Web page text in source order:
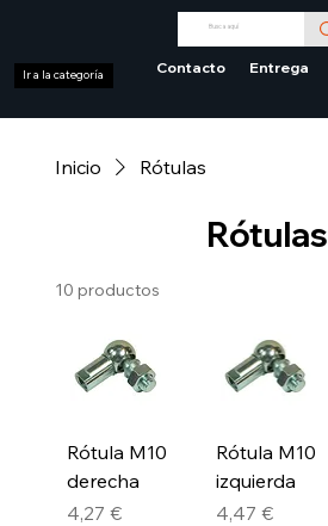
Contacto Entrega
Ir a la categoría
Inicio Rótulas
Rótulas
10 productos
Rótula M10
derecha
Precio
4,27 €
Rótula M10
izquierda
Precio
4,47 €